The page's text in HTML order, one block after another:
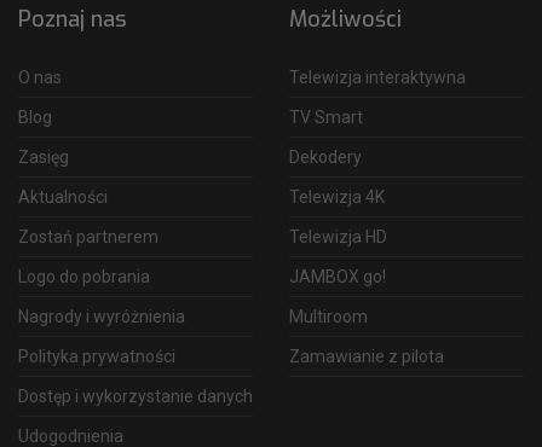
Poznaj nas
O nas
Blog
Zasięg
Aktualności
Zostań partnerem
Logo do pobrania
Nagrody i wyróżnienia
Polityka prywatności
Dostęp i wykorzystanie danych
Udogodnienia
Możliwości
Telewizja interaktywna
TV Smart
Dekodery
Telewizja 4K
Telewizja HD
JAMBOX go!
Multiroom
Zamawianie z pilota